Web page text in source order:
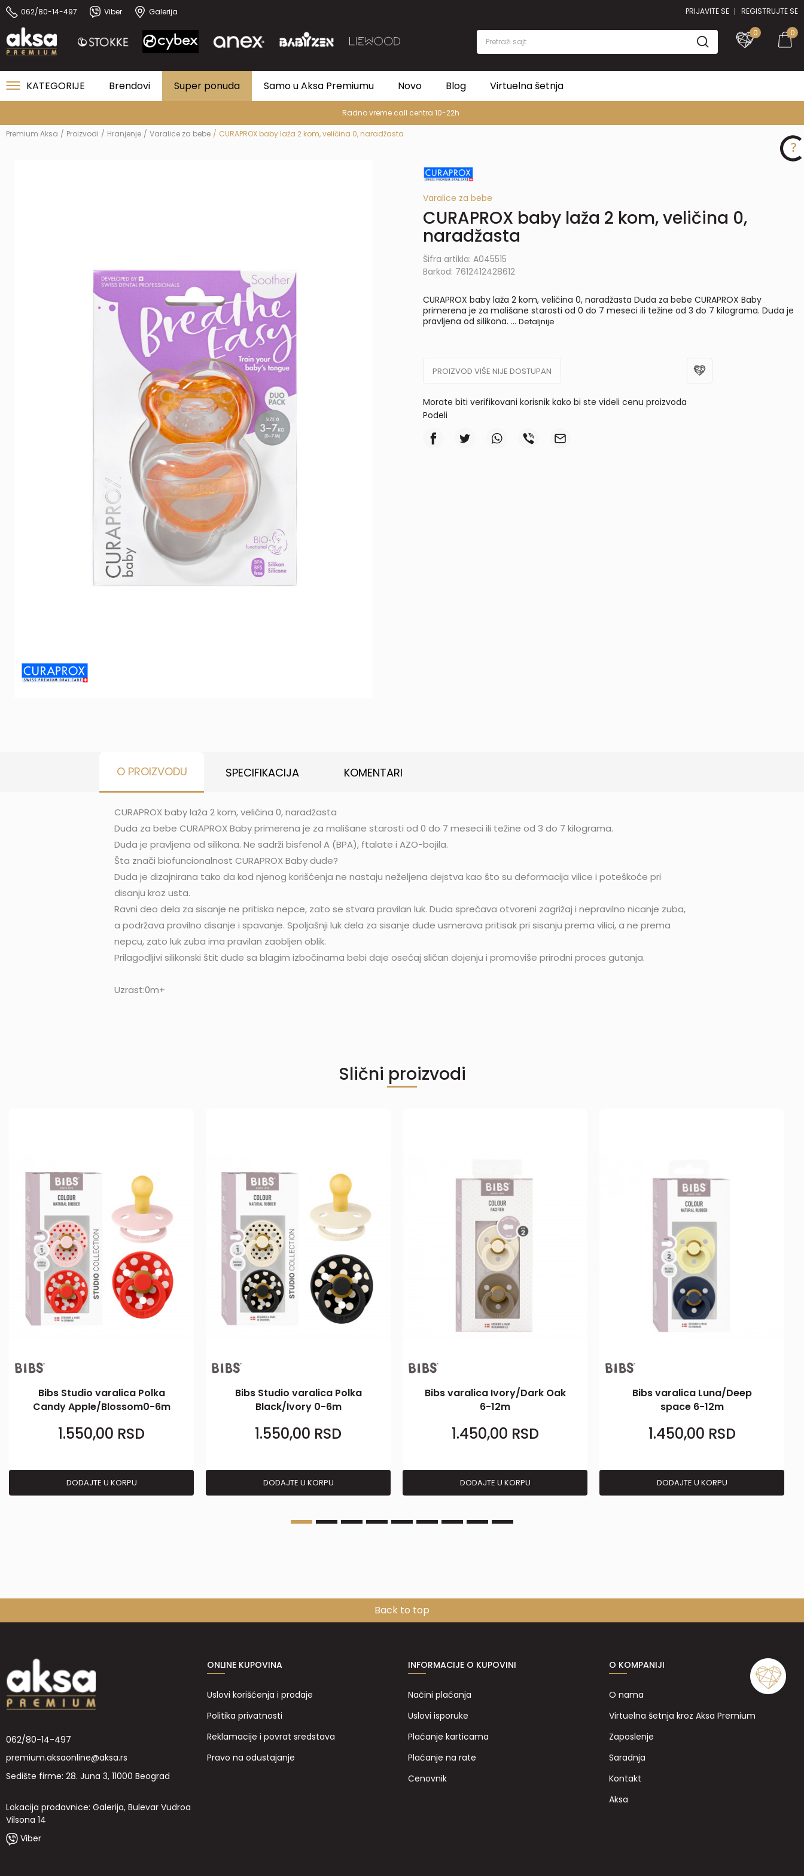
062/80-14-497 Viber Galerija PRIJAVITE SE REGISTRUJTE SE
Pretraži sajt
0
0
KATEGORIJE Brendovi Super ponuda Samo u Aksa Premiumu Novo Blog Virtuelna šetnja
Radno vreme call centra 10-22h
Premium Aksa Proizvodi Hranjenje Varalice za bebe CURAPROX baby laža 2 kom, veličina 0, naradžasta
Varalice za bebe
CURAPROX baby laža 2 kom, veličina 0,
naradžasta
Šifra artikla: A045515
Barkod: 7612412428612
CURAPROX baby laža 2 kom, veličina 0, naradžasta Duda za bebe CURAPROX Baby
primerena je za mališane starosti od 0 do 7 meseci ili težine od 3 do 7 kilograma. Duda je
pravljena od silikona. ... Detaljnije
PROIZVOD VIŠE NIJE DOSTUPAN
Morate biti verifikovani korisnik kako bi ste videli cenu proizvoda
Podeli
O PROIZVODU SPECIFIKACIJA KOMENTARI
CURAPROX baby laža 2 kom, veličina 0, naradžasta
Duda za bebe CURAPROX Baby primerena je za mališane starosti od 0 do 7 meseci ili težine od 3 do 7 kilograma.
Duda je pravljena od silikona. Ne sadrži bisfenol A (BPA), ftalate i AZO-bojila.
Šta znači biofuncionalnost CURAPROX Baby dude?
Duda je dizajnirana tako da kod njenog korišćenja ne nastaju neželjena dejstva kao što su deformacija vilice i poteškoće pri
disanju kroz usta.
Ravni deo dela za sisanje ne pritiska nepce, zato se stvara pravilan luk. Duda sprečava otvoreni zagrižaj i nepravilno nicanje zuba,
a podržava pravilno disanje i spavanje. Spoljašnji luk dela za sisanje dude usmerava pritisak pri sisanju prema vilici, a ne prema
nepcu, zato luk zuba ima pravilan zaobljen oblik.
Prilagodljivi silikonski štit dude sa blagim izbočinama bebi daje osećaj sličan dojenju i promoviše prirodni proces gutanja.
Uzrast:0m+
Slični proizvodi
Bibs Studio varalica Polka
Candy Apple/Blossom0-6m
1.550,00 RSD
DODAJTE U KORPU
Bibs Studio varalica Polka
Black/Ivory 0-6m
1.550,00 RSD
DODAJTE U KORPU
Bibs varalica Ivory/Dark Oak
6-12m
1.450,00 RSD
DODAJTE U KORPU
Bibs varalica Luna/Deep
space 6-12m
1.450,00 RSD
DODAJTE U KORPU
Back to top
062/80-14-497
premium.aksaonline@aksa.rs
Sedište firme: 28. Juna 3, 11000 Beograd
Lokacija prodavnice: Galerija, Bulevar Vudroa
Vilsona 14
Viber
ONLINE KUPOVINA
Uslovi korišćenja i prodaje
Politika privatnosti
Reklamacije i povrat sredstava
Pravo na odustajanje
INFORMACIJE O KUPOVINI
Načini plaćanja
Uslovi isporuke
Plaćanje karticama
Plaćanje na rate
Cenovnik
O KOMPANIJI
O nama
Virtuelna šetnja kroz Aksa Premium
Zaposlenje
Saradnja
Kontakt
Aksa